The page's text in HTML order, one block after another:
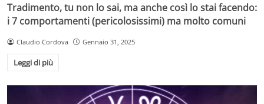
Tradimento, tu non lo sai, ma anche così lo stai facendo:
i 7 comportamenti (pericolosissimi) ma molto comuni
Claudio Cordova Gennaio 31, 2025
Leggi di più